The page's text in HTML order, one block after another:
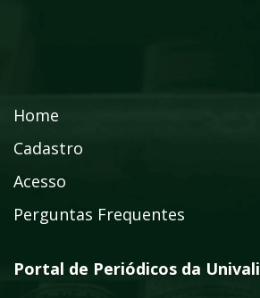
Home
Cadastro
Acesso
Perguntas Frequentes
Portal de Periódicos da Univali